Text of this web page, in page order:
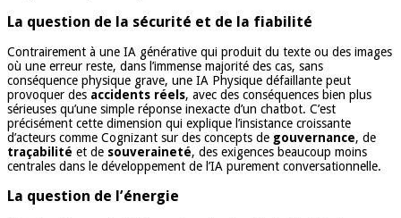
La question de la sécurité et de la fiabilité
Contrairement à une IA générative qui produit du texte ou des images
où une erreur reste, dans l’immense majorité des cas, sans
conséquence physique grave, une IA Physique défaillante peut
provoquer des accidents réels, avec des conséquences bien plus
sérieuses qu’une simple réponse inexacte d’un chatbot. C’est
précisément cette dimension qui explique l’insistance croissante
d’acteurs comme Cognizant sur des concepts de gouvernance, de
traçabilité et de souveraineté, des exigences beaucoup moins
centrales dans le développement de l’IA purement conversationnelle.
La question de l’énergie